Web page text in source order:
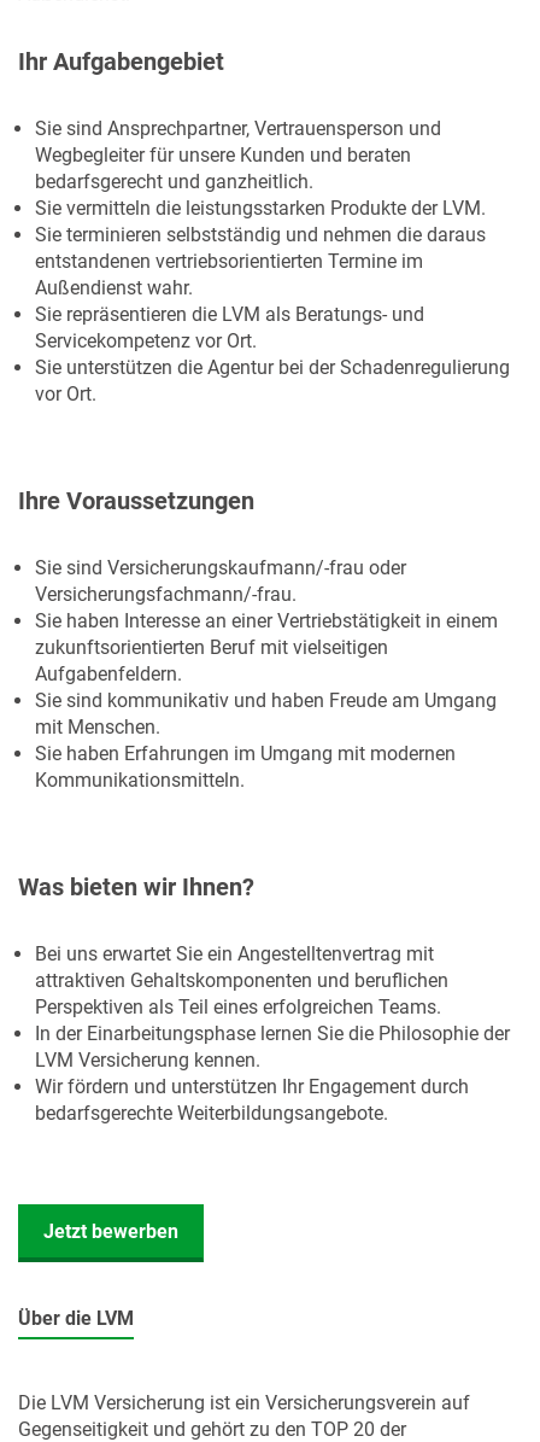
Ihr Aufgabengebiet
Sie sind Ansprechpartner, Vertrauensperson und
Wegbegleiter für unsere Kunden und beraten
bedarfsgerecht und ganzheitlich.
Sie vermitteln die leistungsstarken Produkte der LVM.
Sie terminieren selbstständig und nehmen die daraus
entstandenen vertriebsorientierten Termine im
Außendienst wahr.
Sie repräsentieren die LVM als Beratungs- und
Servicekompetenz vor Ort.
Sie unterstützen die Agentur bei der Schadenregulierung
vor Ort.
Ihre Voraussetzungen
Sie sind Versicherungskaufmann/-frau oder
Versicherungsfachmann/-frau.
Sie haben Interesse an einer Vertriebstätigkeit in einem
zukunftsorientierten Beruf mit vielseitigen
Aufgabenfeldern.
Sie sind kommunikativ und haben Freude am Umgang
mit Menschen.
Sie haben Erfahrungen im Umgang mit modernen
Kommunikationsmitteln.
Was bieten wir Ihnen?
Bei uns erwartet Sie ein Angestelltenvertrag mit
attraktiven Gehaltskomponenten und beruflichen
Perspektiven als Teil eines erfolgreichen Teams.
In der Einarbeitungsphase lernen Sie die Philosophie der
LVM Versicherung kennen.
Wir fördern und unterstützen Ihr Engagement durch
bedarfsgerechte Weiterbildungsangebote.
Jetzt bewerben
Über die LVM
Die LVM Versicherung ist ein Versicherungsverein auf
Gegenseitigkeit und gehört zu den TOP 20 der